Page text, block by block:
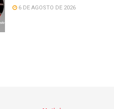
6 DE AGOSTO DE 2026